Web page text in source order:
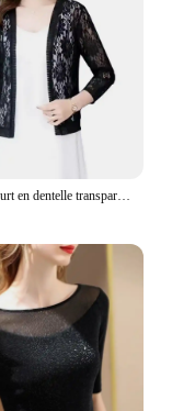
Cardigan court en dentelle transparente pour femmes, haut d'été à la mode, M à 4XL